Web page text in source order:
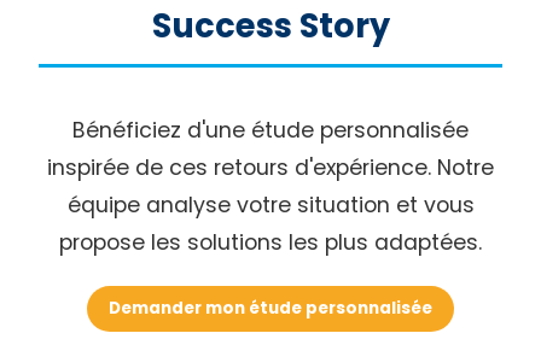
Success Story
Bénéficiez d'une étude personnalisée
inspirée de ces retours d'expérience. Notre
équipe analyse votre situation et vous
propose les solutions les plus adaptées.
Demander mon étude personnalisée